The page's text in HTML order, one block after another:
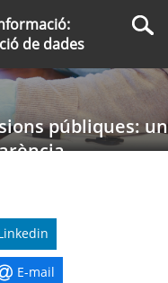
de dades
públiques: un
E-mail